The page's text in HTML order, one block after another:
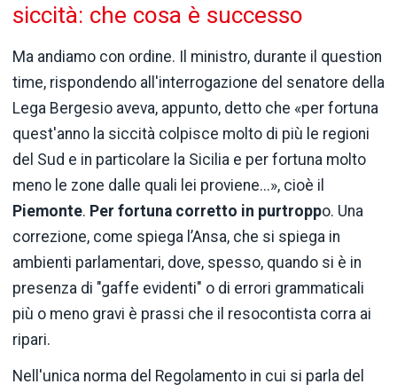
siccità: che cosa è successo
Ma andiamo con ordine. Il ministro, durante il question
time, rispondendo all'interrogazione del senatore della
Lega Bergesio aveva, appunto, detto che «per fortuna
quest'anno la siccità colpisce molto di più le regioni
del Sud e in particolare la Sicilia e per fortuna molto
meno le zone dalle quali lei proviene...», cioè il
Piemonte. Per fortuna corretto in purtroppo. Una
correzione, come spiega l’Ansa, che si spiega in
ambienti parlamentari, dove, spesso, quando si è in
presenza di "gaffe evidenti" o di errori grammaticali
più o meno gravi è prassi che il resocontista corra ai
ripari.
Nell'unica norma del Regolamento in cui si parla del